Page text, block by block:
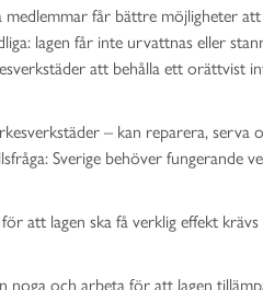
får bättre möjligheter
lagen får inte urvattnas eller
att behålla ett orättvist
– kan reparera,
Sverige behöver fungerande
att lagen ska få verklig effekt
och arbeta för att lagen